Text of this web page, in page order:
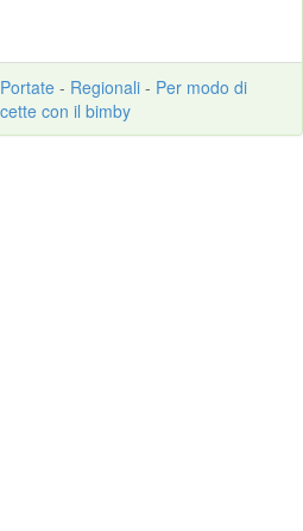
Portate - Regionali - Per modo di
con il bimby